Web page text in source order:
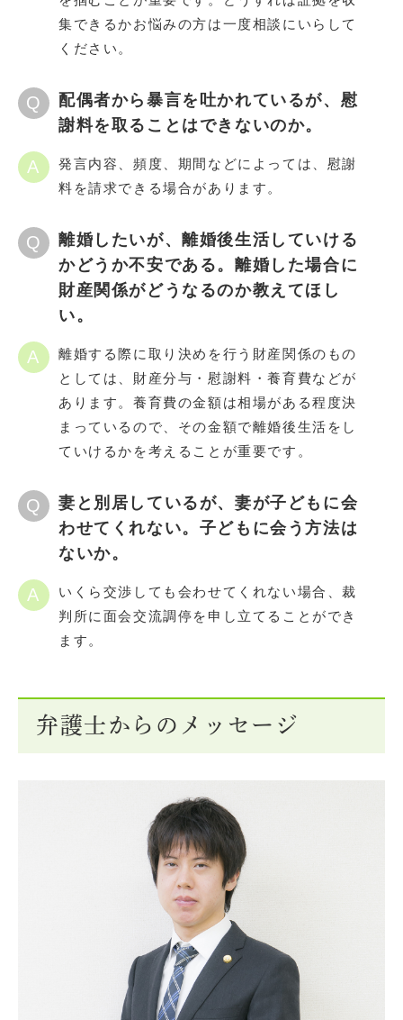
集できるかお悩みの方は一度相談にいらして
ください。
Q
配偶者から暴言を吐かれているが、慰
謝料を取ることはできないのか。
A
発言内容、頻度、期間などによっては、慰謝
料を請求できる場合があります。
Q
離婚したいが、離婚後生活していける
かどうか不安である。離婚した場合に
財産関係がどうなるのか教えてほし
い。
A
離婚する際に取り決めを行う財産関係のもの
としては、財産分与・慰謝料・養育費などが
あります。養育費の金額は相場がある程度決
まっているので、その金額で離婚後生活をし
ていけるかを考えることが重要です。
Q
妻と別居しているが、妻が子どもに会
わせてくれない。子どもに会う方法は
ないか。
A
いくら交渉しても会わせてくれない場合、裁
判所に面会交流調停を申し立てることができ
ます。
弁護士からのメッセージ